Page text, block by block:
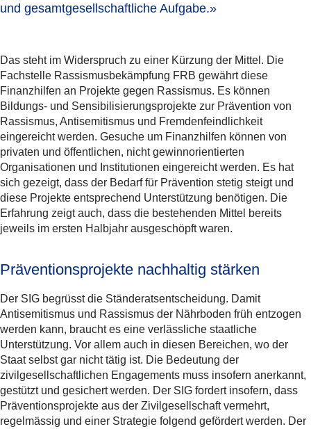
und gesamtgesellschaftliche Aufgabe.»
Das steht im Widerspruch zu einer Kürzung der Mittel. Die
Fachstelle Rassismusbekämpfung FRB gewährt diese
Finanzhilfen an Projekte gegen Rassismus. Es können
Bildungs- und Sensibilisierungsprojekte zur Prävention von
Rassismus, Antisemitismus und Fremdenfeindlichkeit
eingereicht werden. Gesuche um Finanzhilfen können von
privaten und öffentlichen, nicht gewinnorientierten
Organisationen und Institutionen eingereicht werden. Es hat
sich gezeigt, dass der Bedarf für Prävention stetig steigt und
diese Projekte entsprechend Unterstützung benötigen. Die
Erfahrung zeigt auch, dass die bestehenden Mittel bereits
jeweils im ersten Halbjahr ausgeschöpft waren.
Präventionsprojekte nachhaltig stärken
Der SIG begrüsst die Ständeratsentscheidung. Damit
Antisemitismus und Rassismus der Nährboden früh entzogen
werden kann, braucht es eine verlässliche staatliche
Unterstützung. Vor allem auch in diesen Bereichen, wo der
Staat selbst gar nicht tätig ist. Die Bedeutung der
zivilgesellschaftlichen Engagements muss insofern anerkannt,
gestützt und gesichert werden. Der SIG fordert insofern, dass
Präventionsprojekte aus der Zivilgesellschaft vermehrt,
regelmässig und einer Strategie folgend gefördert werden. Der